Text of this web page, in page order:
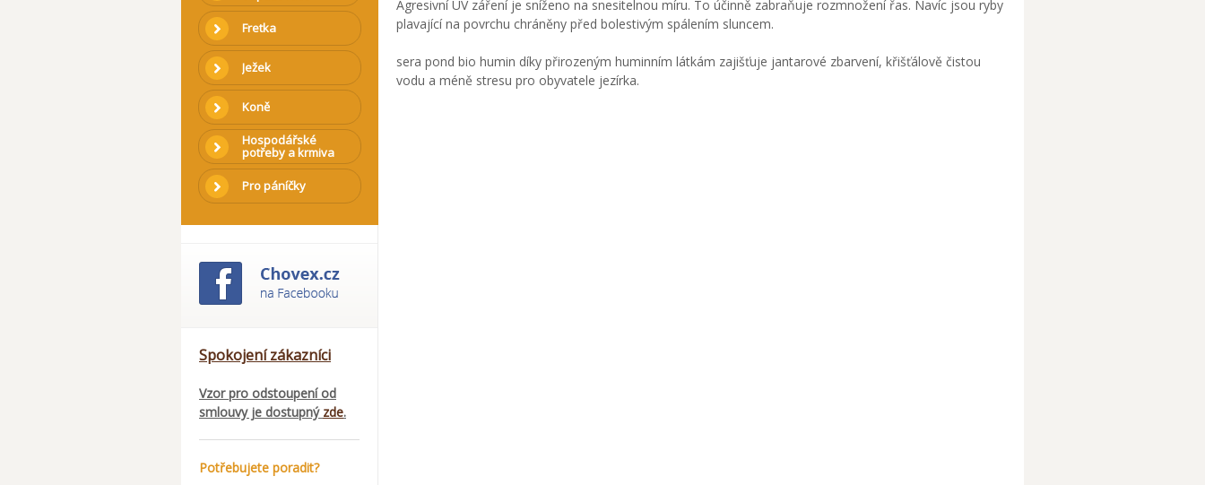
Fretka
Ježek
Koně
Hospodářské
potřeby a krmiva
Pro páníčky
Spokojení zákazníci
Vzor pro odstoupení od
smlouvy je dostupný zde.
Potřebujete poradit?
Agresivní UV záření je sníženo na snesitelnou míru. To účinně zabraňuje rozmnožení řas. Navíc jsou ryby
plavající na povrchu chráněny před bolestivým spálením sluncem.
sera pond bio humin díky přirozeným huminním látkám zajišťuje jantarové zbarvení, křišťálově čistou
vodu a méně stresu pro obyvatele jezírka.